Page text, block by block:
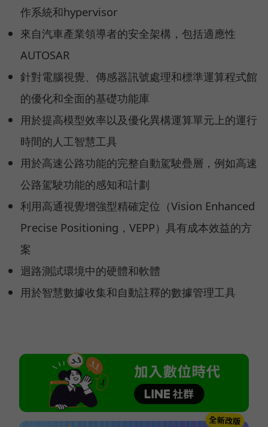
作系統和hypervisor
來自汽車產業領導者的安全架構，包括適應性
AUTOSAR
針對電腦視覺、傳感器訊號處理和標準運算程式館
的優化和全面的基礎功能庫
用於提高模型效率以及優化異構運算單元上的運行
時間的人工智慧工具
用於高速公路功能的完整自動駕駛疊層，例如高速
公路駕駛功能的感知和計劃
利用高通視覺增強型精確定位（Vision Enhanced
Precise Positioning，VEPP）具有成本效益的方
案
迴路測試環境中的硬體和軟體
用於智慧數據收集和自動註釋的數據管理工具